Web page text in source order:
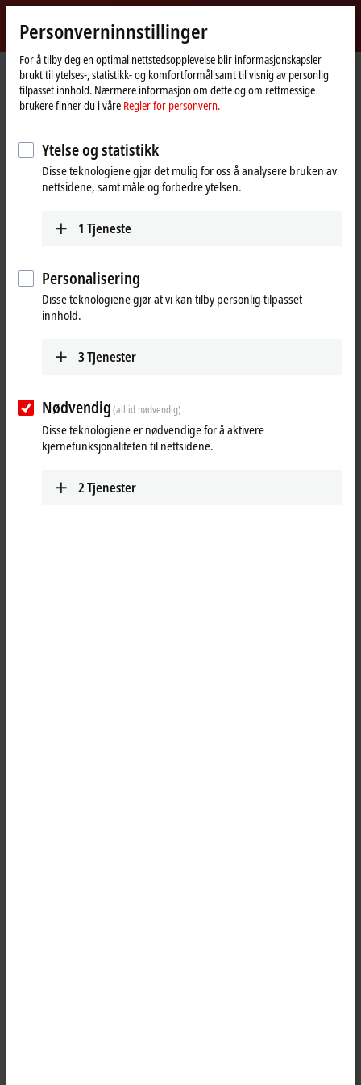
Beckhoff
-
New
Automation
Technology
Hjemmeside
Selskap Nyheter Hannover Messe
Når du klikker på "Godta", viser vi videoen og justerer
personverninnstillingene; eksternt innhold fra video lastes inn
under denne prosessen. For dette, se vår
Apr 30, 2017
Hannover Messe
participates with three XTS linear transport systems in a live
demonstration featuring the Open Integrated Factory.
Personverninnstillinger
For å tilby deg en optimal nettstedsopplevelse blir informasjonskapsler
brukt til ytelses-, statistikk- og komfortformål samt til visnig av personlig
tilpasset innhold. Nærmere informasjon om dette og om rettmessige
brukere finner du i våre Regler for personvern.
Ytelse og statistikk
Disse teknologiene gjør det mulig for oss å analysere bruken av
nettsidene, samt måle og forbedre ytelsen.
1 Tjeneste
Personalisering
Disse teknologiene gjør at vi kan tilby personlig tilpasset
innhold.
3Tjenester
Nødvendig(alltid nødvendig)
Disse teknologiene er nødvendige for å aktivere
kjernefunksjonaliteten til nettsidene.
2Tjenester